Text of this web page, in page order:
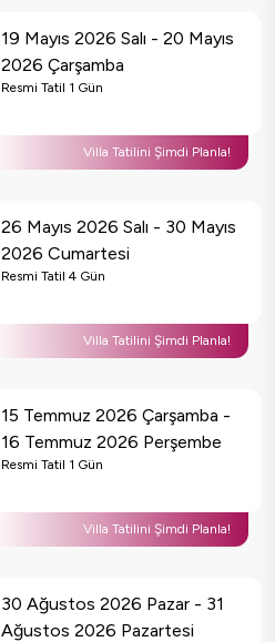
19 Mayıs 2026 Salı - 20 Mayıs
2026 Çarşamba
Resmi Tatil 1 Gün
Villa Tatilini Şimdi Planla!
26 Mayıs 2026 Salı - 30 Mayıs
2026 Cumartesi
Resmi Tatil 4Gün
Villa Tatilini Şimdi Planla!
15 Temmuz 2026 Çarşamba -
16 Temmuz 2026 Perşembe
Resmi Tatil 1 Gün
Villa Tatilini Şimdi Planla!
30 Ağustos 2026 Pazar- 31
Ağustos 2026 Pazartesi